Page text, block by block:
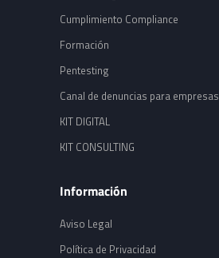
Cumplimiento Compliance
Formación
Pentesting
Canal de denuncias para empresas
KIT DIGITAL
KIT CONSULTING
Información
Aviso Legal
Política de Privacidad